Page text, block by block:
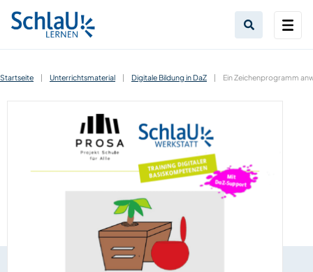
Startseite | Unterrichtsmaterial | Digitale Bildung in DaZ | Ein Zeichenprogramm